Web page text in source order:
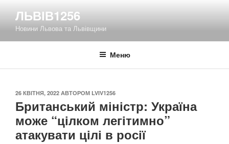
вмісту
ЛЬВІВ1256
Новини Львова та Львівщини
Меню
ОПУБЛІКОВАНО
26 КВІТНЯ, 2022 АВТОРОМ LVIV1256
Британський міністр: Україна
може “цілком легітимно”
атакувати цілі в росії